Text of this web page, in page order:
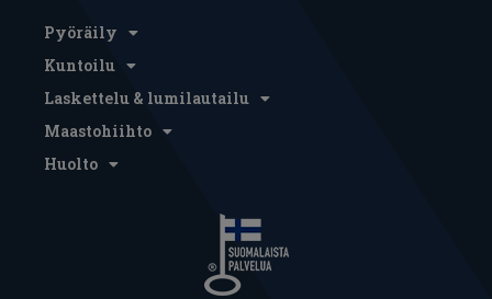
Pyöräily
Kuntoilu
Laskettelu & lumilautailu
Maastohiihto
Huolto